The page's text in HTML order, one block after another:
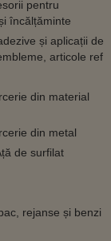
pentru
încălțăminte
și aplicații de
articole ref
din material
din metal
de surfilat
rejanse și benzi